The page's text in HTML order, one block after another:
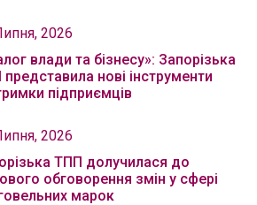
2026
влади та бізнесу»: Запорізька
нові інструменти
підприємців
2026
ТПП долучилася до
обговорення змін у сфері
марок